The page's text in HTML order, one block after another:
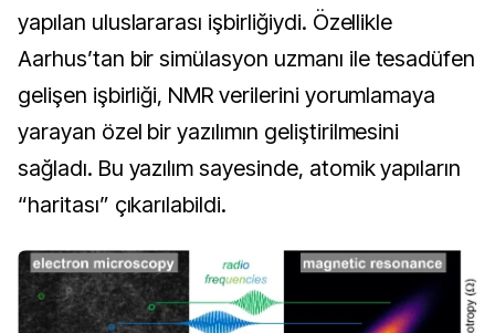
yapılan uluslararası işbirliğiydi. Özellikle
Aarhus’tan bir simülasyon uzmanı ile tesadüfen
gelişen işbirliği, NMR verilerini yorumlamaya
yarayan özel bir yazılımın geliştirilmesini
sağladı. Bu yazılım sayesinde, atomik yapıların
“haritası” çıkarılabildi.